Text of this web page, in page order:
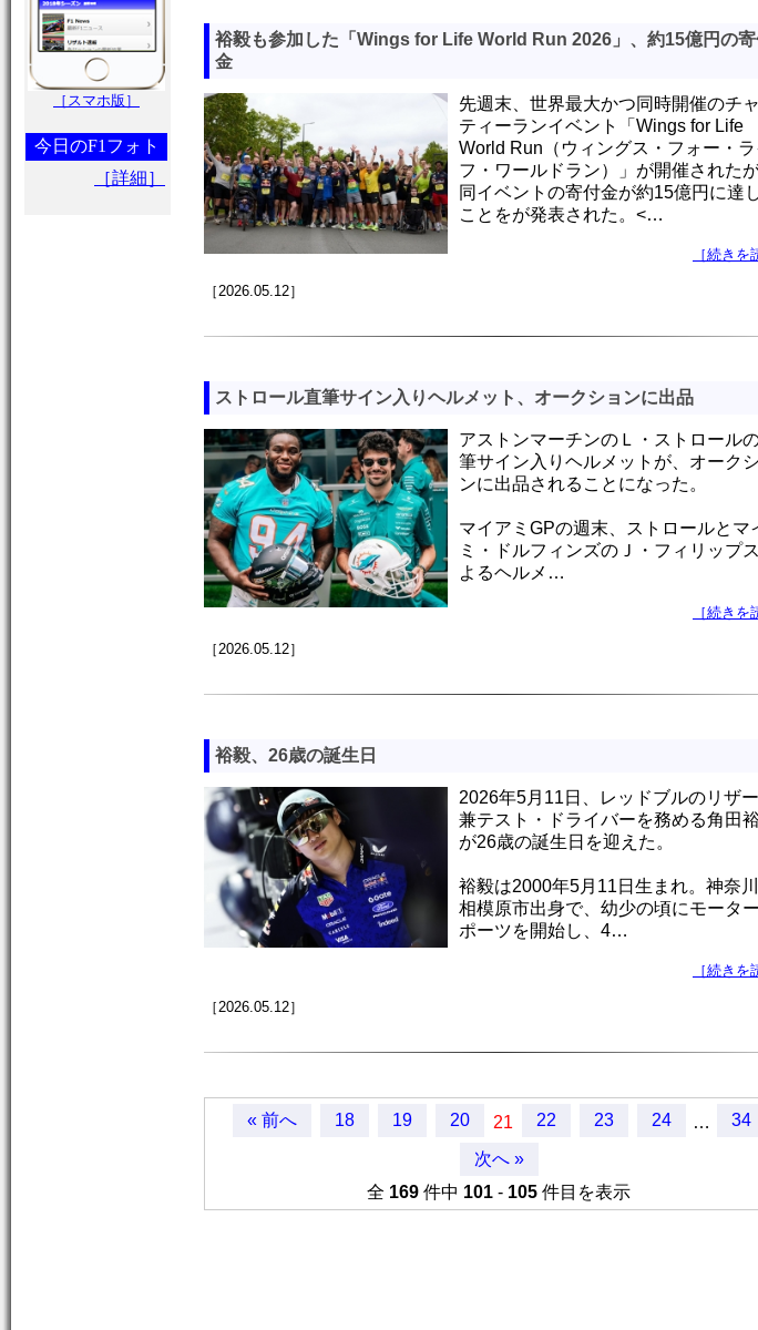
［スマホ版］
今日のF1フォト
［詳細］
裕毅も参加した「Wings for Life World Run 2026」、約15億円の
金
先週末、世界最大かつ同時開催のチ
ティーランイベント「Wings for Life
World Run（ウィングス・フォー・ラ
フ・ワールドラン）」が開催されたが
同イベントの寄付金が約15億円に達
ことをが発表された。<…
［続きを
［2026.05.12］
ストロール直筆サイン入りヘルメット、オークションに出品
アストンマーチンのＬ・ストロール
筆サイン入りヘルメットが、オーク
ンに出品されることになった。
マイアミGPの週末、ストロールとマ
ミ・ドルフィンズのＪ・フィリップ
よるヘルメ…
［続きを
［2026.05.12］
裕毅、26歳の誕生日
2026年5月11日、レッドブルのリザ
兼テスト・ドライバーを務める角田
が26歳の誕生日を迎えた。
裕毅は2000年5月11日生まれ。神奈
相模原市出身で、幼少の頃にモータ
ポーツを開始し、4…
［続きを
［2026.05.12］
« 前へ 18 19 20 21 22 23 24 … 34
次へ »
全 169 件中 101 - 105 件目を表示